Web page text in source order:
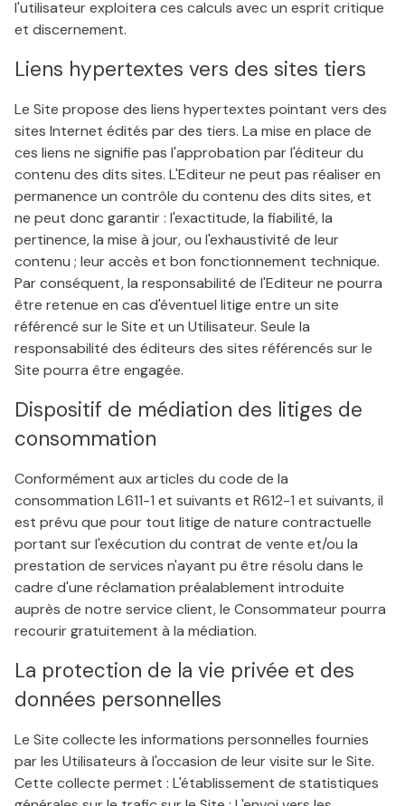
l'utilisateur exploitera ces calculs avec un esprit critique
et discernement.
Liens hypertextes vers des sites tiers
Le Site propose des liens hypertextes pointant vers des
sites Internet édités par des tiers. La mise en place de
ces liens ne signifie pas l'approbation par l'éditeur du
contenu des dits sites. L'Editeur ne peut pas réaliser en
permanence un contrôle du contenu des dits sites, et
ne peut donc garantir : l'exactitude, la fiabilité, la
pertinence, la mise à jour, ou l'exhaustivité de leur
contenu ; leur accès et bon fonctionnement technique.
Par conséquent, la responsabilité de l'Editeur ne pourra
être retenue en cas d'éventuel litige entre un site
référencé sur le Site et un Utilisateur. Seule la
responsabilité des éditeurs des sites référencés sur le
Site pourra être engagée.
Dispositif de médiation des litiges de
consommation
Conformément aux articles du code de la
consommation L611-1 et suivants et R612-1 et suivants, il
est prévu que pour tout litige de nature contractuelle
portant sur l'exécution du contrat de vente et/ou la
prestation de services n'ayant pu être résolu dans le
cadre d'une réclamation préalablement introduite
auprès de notre service client, le Consommateur pourra
recourir gratuitement à la médiation.
La protection de la vie privée et des
données personnelles
Le Site collecte les informations personnelles fournies
par les Utilisateurs à l'occasion de leur visite sur le Site.
Cette collecte permet : L'établissement de statistiques